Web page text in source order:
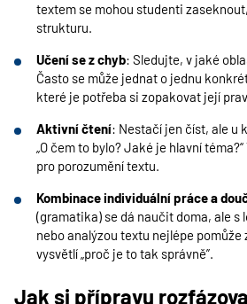
textem se mohou studenti
strukturu.
Učení se z chyb: Sledujte, v jaké
Často se může jednat o jednu
které je potřeba si zopakovat její
Aktivní čtení: Nestačí jen číst, ale u
„O čem to bylo? Jaké je hlavní
pro porozumění textu.
Kombinace individuální práce a
(gramatika) se dá naučit doma, ale s
nebo analýzou textu nejlépe
vysvětlí „proč je to tak správně”.
Jak si přípravu